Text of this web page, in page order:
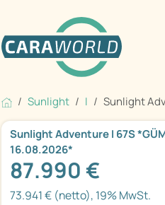
Sunlight I Sunlight
Sunlight Adventure I 67S
16.08.2026*
87.990 €
73.941 € (netto), 19% MwSt.